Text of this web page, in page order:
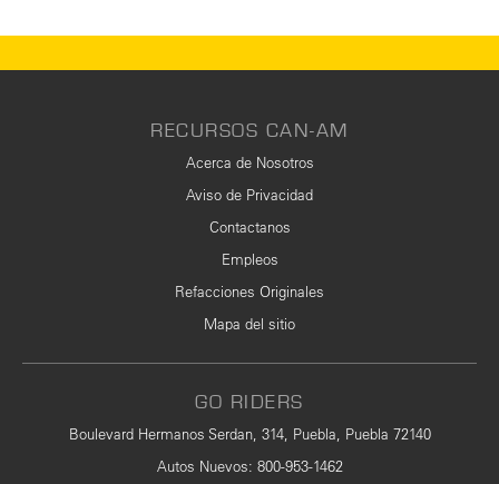
RECURSOS CAN-AM
Acerca de Nosotros
Aviso de Privacidad
Contactanos
Empleos
Refacciones Originales
Mapa del sitio
GO RIDERS
Boulevard Hermanos Serdan, 314, Puebla, Puebla 72140
Autos Nuevos: 800-953-1462